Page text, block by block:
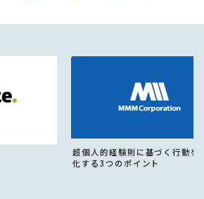
超個人的経験則に基づく行動を
化する3つのポイント